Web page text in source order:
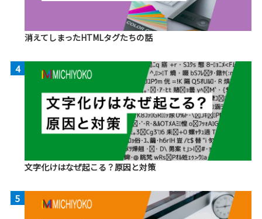
消えてしまったHTMLタグたちの話
4
文字化けはなぜ起こる？原因と対策
5